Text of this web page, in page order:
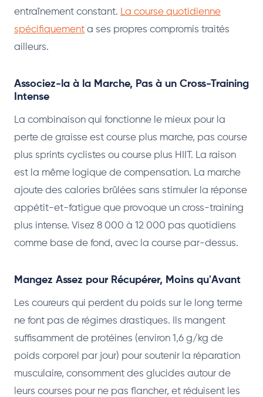
entraînement constant. La course quotidienne
spécifiquement a ses propres compromis traités
ailleurs.
Associez-la à la Marche, Pas à un Cross-Training
Intense
La combinaison qui fonctionne le mieux pour la
perte de graisse est course plus marche, pas course
plus sprints cyclistes ou course plus HIIT. La raison
est la même logique de compensation. La marche
ajoute des calories brûlées sans stimuler la réponse
appétit-et-fatigue que provoque un cross-training
plus intense. Visez 8 000 à 12 000 pas quotidiens
comme base de fond, avec la course par-dessus.
Mangez Assez pour Récupérer, Moins qu'Avant
Les coureurs qui perdent du poids sur le long terme
ne font pas de régimes drastiques. Ils mangent
suffisamment de protéines (environ 1,6 g/kg de
poids corporel par jour) pour soutenir la réparation
musculaire, consomment des glucides autour de
leurs courses pour ne pas flancher, et réduisent les